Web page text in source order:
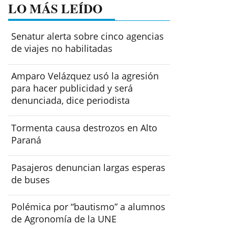
LO MÁS LEÍDO
Senatur alerta sobre cinco agencias
de viajes no habilitadas
Amparo Velázquez usó la agresión
para hacer publicidad y será
denunciada, dice periodista
Tormenta causa destrozos en Alto
Paraná
Pasajeros denuncian largas esperas
de buses
Polémica por “bautismo” a alumnos
de Agronomía de la UNE